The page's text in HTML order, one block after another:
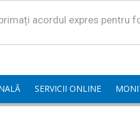
acordul expres pentru
SERVICII ONLINE